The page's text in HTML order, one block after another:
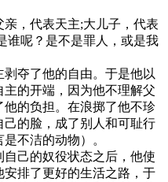
，代表天主;大儿子，代表
谁呢？是不是罪人，或是我
夺了他的自由。于是他以
的开端，因为他不理解父
的负担。在浪掷了他不珍
的脸，成了别人和可耻行
不洁的动物）。
己的奴役状态之后，他使
排了更好的生活之路，于